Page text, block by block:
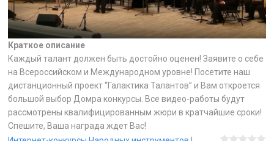
Краткое описание
Каждый талант должен быть достойно оценен! Заявите о себе
на Всероссийском и Международном уровне! Посетите наш
дистанционный проект “Галактика Талантов” и Вам откроется
большой выбор Домра конкурсы. Все видео-работы будут
рассмотрены квалифицированным жюри в кратчайшие сроки!
Спешите, Ваша награда ждет Вас!